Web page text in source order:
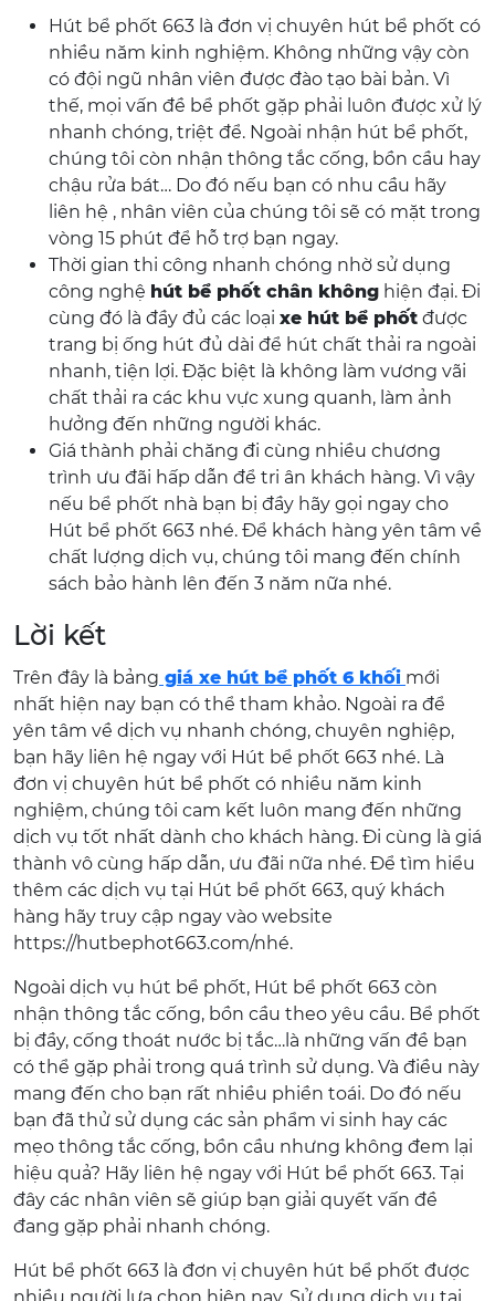
Hút bể phốt 663 là đơn vị chuyên hút bể phốt có
nhiều năm kinh nghiệm. Không những vậy còn
có đội ngũ nhân viên được đào tạo bài bản. Vì
thế, mọi vấn đề bể phốt gặp phải luôn được xử lý
nhanh chóng, triệt để. Ngoài nhận hút bể phốt,
chúng tôi còn nhận thông tắc cống, bồn cầu hay
chậu rửa bát… Do đó nếu bạn có nhu cầu hãy
liên hệ , nhân viên của chúng tôi sẽ có mặt trong
vòng 15 phút để hỗ trợ bạn ngay.
Thời gian thi công nhanh chóng nhờ sử dụng
công nghệ hút bể phốt chân không hiện đại. Đi
cùng đó là đầy đủ các loại xe hút bể phốt được
trang bị ống hút đủ dài để hút chất thải ra ngoài
nhanh, tiện lợi. Đặc biệt là không làm vương vãi
chất thải ra các khu vực xung quanh, làm ảnh
hưởng đến những người khác.
Giá thành phải chăng đi cùng nhiều chương
trình ưu đãi hấp dẫn để tri ân khách hàng. Vì vậy
nếu bể phốt nhà bạn bị đầy hãy gọi ngay cho
Hút bể phốt 663 nhé. Để khách hàng yên tâm về
chất lượng dịch vụ, chúng tôi mang đến chính
sách bảo hành lên đến 3 năm nữa nhé.
Lời kết
Trên đây là bảng giá xe hút bể phốt 6 khối mới
nhất hiện nay bạn có thể tham khảo. Ngoài ra để
yên tâm về dịch vụ nhanh chóng, chuyên nghiệp,
bạn hãy liên hệ ngay với Hút bể phốt 663 nhé. Là
đơn vị chuyên hút bể phốt có nhiều năm kinh
nghiệm, chúng tôi cam kết luôn mang đến những
dịch vụ tốt nhất dành cho khách hàng. Đi cùng là giá
thành vô cùng hấp dẫn, ưu đãi nữa nhé. Để tìm hiểu
thêm các dịch vụ tại Hút bể phốt 663, quý khách
hàng hãy truy cập ngay vào website
https://hutbephot663.com/nhé.
Ngoài dịch vụ hút bể phốt, Hút bể phốt 663 còn
nhận thông tắc cống, bồn cầu theo yêu cầu. Bể phốt
bị đầy, cống thoát nước bị tắc…là những vấn đề bạn
có thể gặp phải trong quá trình sử dụng. Và điều này
mang đến cho bạn rất nhiều phiền toái. Do đó nếu
bạn đã thử sử dụng các sản phẩm vi sinh hay các
mẹo thông tắc cống, bồn cầu nhưng không đem lại
hiệu quả? Hãy liên hệ ngay với Hút bể phốt 663. Tại
đây các nhân viên sẽ giúp bạn giải quyết vấn đề
đang gặp phải nhanh chóng.
Hút bể phốt 663 là đơn vị chuyên hút bể phốt được